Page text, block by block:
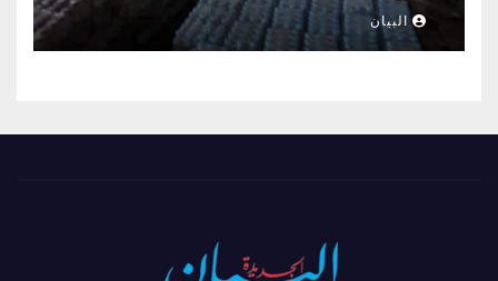
البيان